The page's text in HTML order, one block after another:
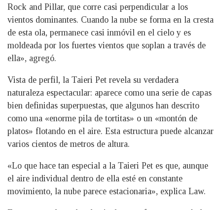
Rock and Pillar, que corre casi perpendicular a los
vientos dominantes. Cuando la nube se forma en la cresta
de esta ola, permanece casi inmóvil en el cielo y es
moldeada por los fuertes vientos que soplan a través de
ella», agregó.
Vista de perfil, la Taieri Pet revela su verdadera
naturaleza espectacular: aparece como una serie de capas
bien definidas superpuestas, que algunos han descrito
como una «enorme pila de tortitas» o un «montón de
platos» flotando en el aire. Esta estructura puede alcanzar
varios cientos de metros de altura.
«Lo que hace tan especial a la Taieri Pet es que, aunque
el aire individual dentro de ella esté en constante
movimiento, la nube parece estacionaria», explica Law.